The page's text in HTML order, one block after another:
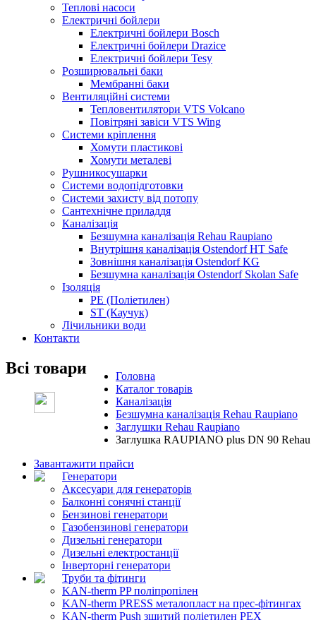
Теплові насоси
Електричні бойлери
Електричні бойлери Bosch
Електричні бойлери Drazice
Електричні бойлери Tesy
Розширювальні баки
Мембранні баки
Вентиляційні системи
Тепловентилятори VTS Volcano
Повітряні завіси VTS Wing
Системи кріплення
Хомути пластикові
Хомути металеві
Рушникосушарки
Системи водопідготовки
Системи захисту від потопу
Сантехнічне приладдя
Каналізація
Безшумна каналізація Rehau Raupiano
Внутрішня каналізація Ostendorf HT Safe
Зовнішня каналізація Ostendorf KG
Безшумна каналізація Ostendorf Skolan Safe
Ізоляція
PE (Поліетилен)
ST (Каучук)
Лічильники води
Контакти
Головна
Каталог товарів
Каналізація
Безшумна каналізація Rehau Raupiano
Заглушки Rehau Raupiano
Заглушка RAUPIANO plus DN 90 Rehau
Всі товари
Завантажити прайси
Генератори
Аксесуари для генераторів
Балконні сонячні станції
Бензинові генератори
Газобензинові генератори
Дизельні генератори
Дизельні електростанції
Інверторні генератори
Труби та фітинги
KAN-therm PP поліпропілен
KAN-therm PRESS металопласт на прес-фітингах
KAN-therm Push зшитий поліетилен PEX